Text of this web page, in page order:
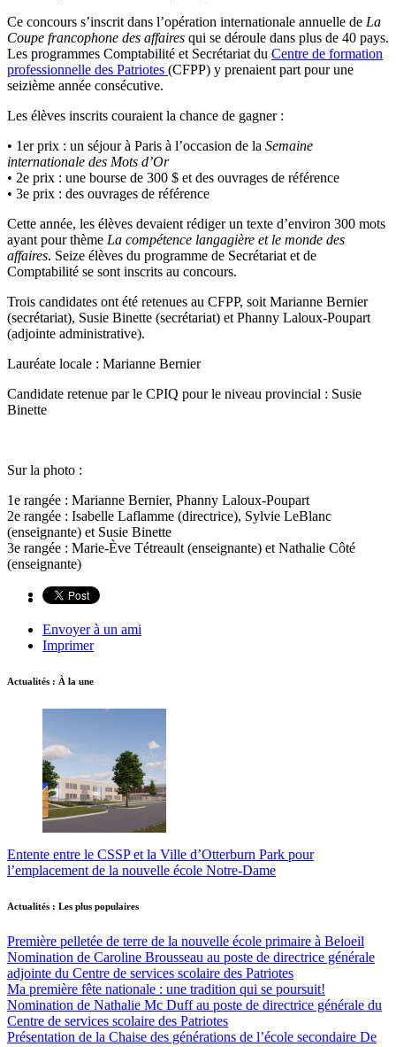
Ce concours s’inscrit dans l’opération internationale annuelle de La
Coupe francophone des affaires qui se déroule dans plus de 40 pays.
Les programmes Comptabilité et Secrétariat du Centre de formation
professionnelle des Patriotes (CFPP) y prenaient part pour une
seizième année consécutive.
Les élèves inscrits couraient la chance de gagner :
• 1er prix : un séjour à Paris à l’occasion de la Semaine
internationale des Mots d’Or
• 2e prix : une bourse de 300 $ et des ouvrages de référence
• 3e prix : des ouvrages de référence
Cette année, les élèves devaient rédiger un texte d’environ 300 mots
ayant pour thème La compétence langagière et le monde des
affaires. Seize élèves du programme de Secrétariat et de
Comptabilité se sont inscrits au concours.
Trois candidates ont été retenues au CFPP, soit Marianne Bernier
(secrétariat), Susie Binette (secrétariat) et Phanny Laloux-Poupart
(adjointe administrative).
Lauréate locale : Marianne Bernier
Candidate retenue par le CPIQ pour le niveau provincial : Susie
Binette
Sur la photo :
1e rangée : Marianne Bernier, Phanny Laloux-Poupart
2e rangée : Isabelle Laflamme (directrice), Sylvie LeBlanc
(enseignante) et Susie Binette
3e rangée : Marie-Ève Tétreault (enseignante) et Nathalie Côté
(enseignante)
Envoyer à un ami
Imprimer
Actualités : À la une
Entente entre le CSSP et la Ville d’Otterburn Park pour
l’emplacement de la nouvelle école Notre-Dame
Actualités : Les plus populaires
Première pelletée de terre de la nouvelle école primaire à Beloeil
Nomination de Caroline Brousseau au poste de directrice générale
adjointe du Centre de services scolaire des Patriotes
Ma première fête nationale : une tradition qui se poursuit!
Nomination de Nathalie Mc Duff au poste de directrice générale du
Centre de services scolaire des Patriotes
Présentation de la Chaise des générations de l’école secondaire De